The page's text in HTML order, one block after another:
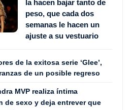
la hacen bajar tanto de
peso, que cada dos
semanas le hacen un
ajuste a su vestuario
de la exitosa serie ‘Glee’,
de un posible regreso
MVP realiza íntima
de sexo y deja entrever que